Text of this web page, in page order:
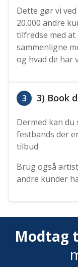
Dette gør vi
20.000 andre
tilfredse med
sammenligne
og hvad de har
3 3) Book
Dermed kan
festbands der
tilbud
Brug også
andre kunder
Modtag